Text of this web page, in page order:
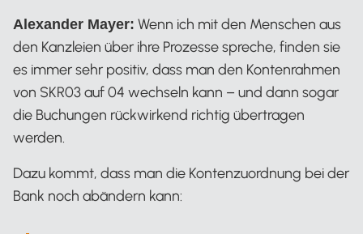
Alexander Mayer: Wenn ich mit den Menschen aus
den Kanzleien über ihre Prozesse spreche, finden sie
es immer sehr positiv, dass man den Kontenrahmen
von SKR03 auf 04 wechseln kann – und dann sogar
die Buchungen rückwirkend richtig übertragen
werden.
Dazu kommt, dass man die Kontenzuordnung bei der
Bank noch abändern kann: